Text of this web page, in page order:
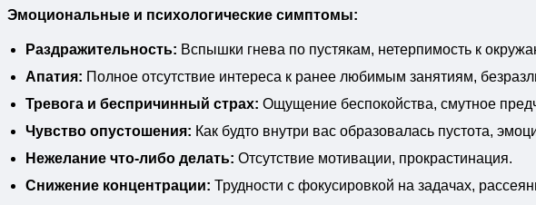
Эмоциональные и психологические симптомы:
Раздражительность: Вспышки гнева по пустякам, нетерпимость к
Апатия: Полное отсутствие интереса к ранее любимым занятиям,
Тревога и беспричинный страх: Ощущение беспокойства, смутное
Чувство опустошения: Как будто внутри вас образовалась пустота,
Нежелание что-либо делать: Отсутствие мотивации, прокрастинация.
Снижение концентрации: Трудности с фокусировкой на задачах,